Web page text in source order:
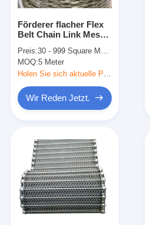
Förderer flacher Flex
Belt Chain Link Mesh
Preis:30 - 999 Square Meters $31.60， 1000 - 4999 Square Meters $29.30， >=5000 Square Meters $28.50
MOQ:5 Meter
Wir Reden Jetzt.